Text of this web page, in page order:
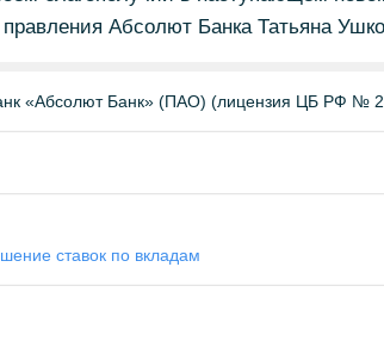
Абсолют Банка Татьяна
«Абсолют Банк» (ПАО) (лицензия ЦБ РФ №
ставок по вкладам